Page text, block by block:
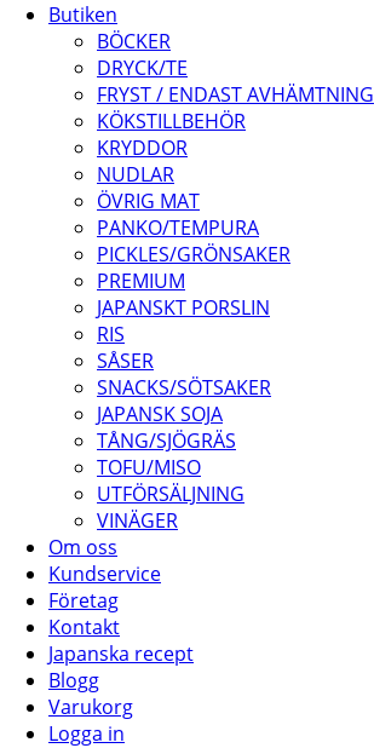
Butiken
BÖCKER
DRYCK/TE
FRYST / ENDAST AVHÄMTNING
KÖKSTILLBEHÖR
KRYDDOR
NUDLAR
ÖVRIG MAT
PANKO/TEMPURA
PICKLES/GRÖNSAKER
PREMIUM
JAPANSKT PORSLIN
RIS
SÅSER
SNACKS/SÖTSAKER
JAPANSK SOJA
TÅNG/SJÖGRÄS
TOFU/MISO
UTFÖRSÄLJNING
VINÄGER
Om oss
Kundservice
Företag
Kontakt
Japanska recept
Blogg
Varukorg
Logga in